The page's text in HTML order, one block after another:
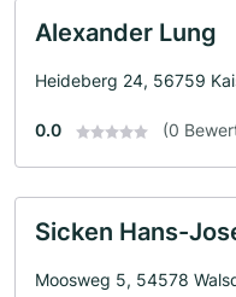
Alexander Lung
Heideberg 24, 56759
0.0 (0
Sicken Hans-
Moosweg 5, 54578